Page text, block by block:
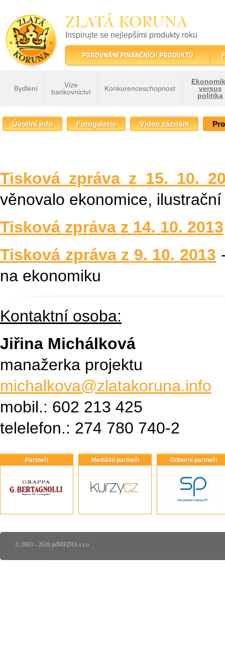
ZLATÁ KORUNA
Inspirujte se nejlepšími produkty roku
22 let tradice a kvality na finančním trhu
POROVNÁNÍ FINANČNÍCH PRODUKTŮ
Bydlení
Vize
bankovnictví
Konkurenceschopnost
versus
politika
Fórum Zlaté koruny - Ekonomika versus
Úvodní info Fotogalerie Video záznam
Tisková zpráva z 15. 10.
věnovalo ekonomice,
Tisková zpráva z 14. 10. 2013
Tisková zpráva z 9. 10. 2013
na ekonomiku
Kontaktní osoba:
Jiřina Michálková
manažerka projektu
michalkova@zlatakoruna.info
mobil.: 602 213 425
telelefon.: 274 780 740-2
Partneři Mediální partneři Odborní partneři
© 2003 - 2026 pdMEDIA s.r.o.